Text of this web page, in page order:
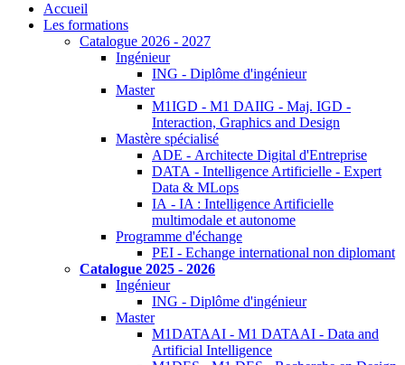
Accueil
Les formations
Catalogue 2026 - 2027
Ingénieur
ING - Diplôme d'ingénieur
Master
M1IGD - M1 DAIIG - Maj. IGD -
Interaction, Graphics and Design
Mastère spécialisé
ADE - Architecte Digital d'Entreprise
DATA - Intelligence Artificielle - Expert
Data & MLops
IA - IA : Intelligence Artificielle
multimodale et autonome
Programme d'échange
PEI - Echange international non diplomant
Catalogue 2025 - 2026
Ingénieur
ING - Diplôme d'ingénieur
Master
M1DATAAI - M1 DATAAI - Data and
Artificial Intelligence